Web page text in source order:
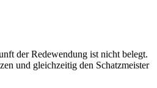
der Redewendung ist nicht belegt.
und gleichzeitig den Schatzmeister